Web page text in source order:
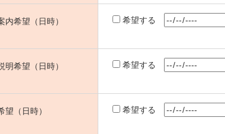
内希望（日時） 希望する
明希望（日時） 希望する
望（日時） 希望する